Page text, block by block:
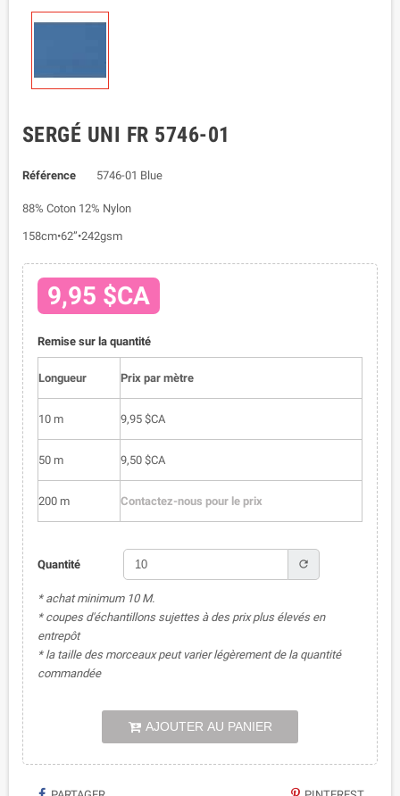
SERGÉ UNI FR 5746-01
Référence 5746-01 Blue
88% Coton 12% Nylon
158cm•62”•242gsm
9,95 $CA
Remise sur la quantité
Longueur Prix par mètre
10 m 9,95 $CA
50 m 9,50 $CA
200 m Contactez-nous pour le prix
Quantité refresh
* achat minimum 10 M.
* coupes d'échantillons sujettes à des prix plus élevés en
entrepôt
* la taille des morceaux peut varier légèrement de la quantité
commandée
AJOUTER AU PANIER